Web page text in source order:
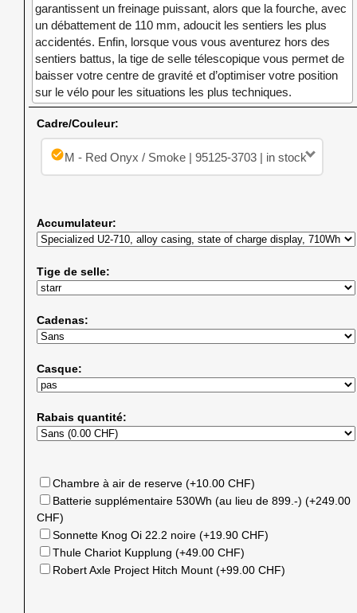
garantissent un freinage puissant, alors que la fourche, avec
un débattement de 110 mm, adoucit les sentiers les plus
accidentés. Enfin, lorsque vous vous aventurez hors des
sentiers battus, la tige de selle télescopique vous permet de
baisser votre centre de gravité et d’optimiser votre position
sur le vélo pour les situations les plus techniques.
Cadre/Couleur:
check_circleM - Red Onyx / Smoke | 95125-3703 | in stock
Accumulateur:
Tige de selle:
Cadenas:
Casque:
Rabais quantité:
Chambre à air de reserve (+10.00 CHF)
Batterie supplémentaire 530Wh (au lieu de 899.-) (+249.00
CHF)
Sonnette Knog Oi 22.2 noire (+19.90 CHF)
Thule Chariot Kupplung (+49.00 CHF)
Robert Axle Project Hitch Mount (+99.00 CHF)